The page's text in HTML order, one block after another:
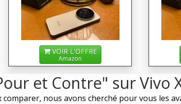
VOIR L'OFFRE
Amazon
et Contre" sur Vivo
comparer, nous avons cherché pour vous les